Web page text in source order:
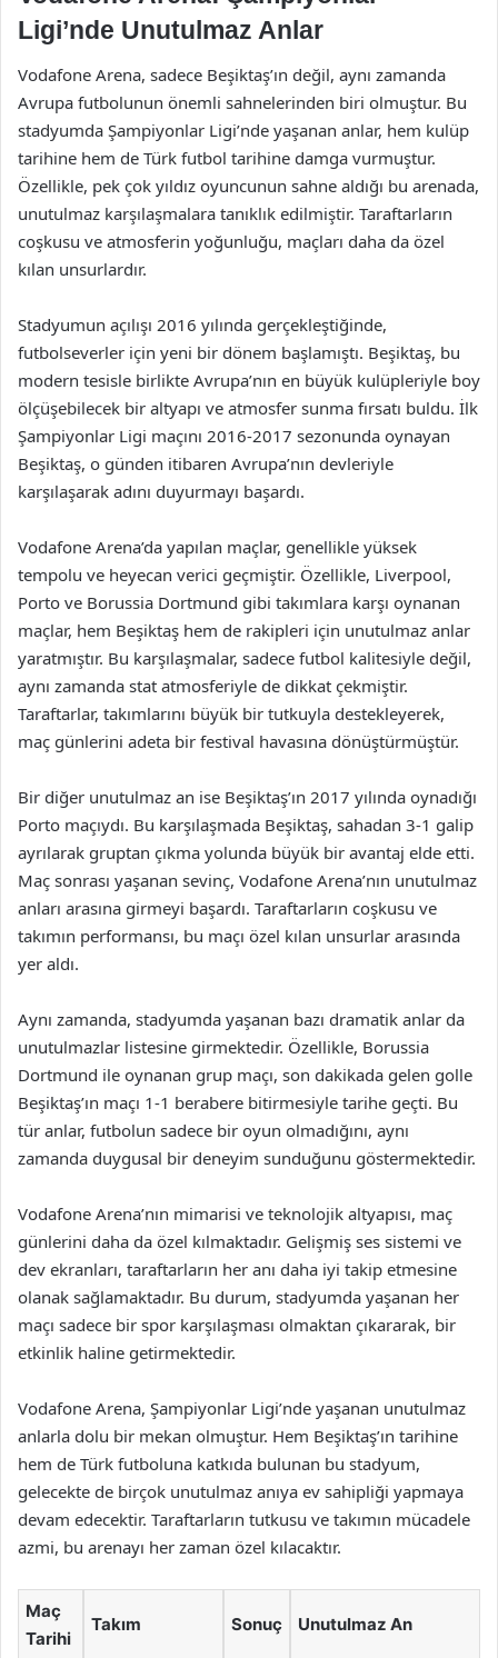
Ligi’nde Unutulmaz Anlar
Vodafone Arena, sadece Beşiktaş’ın değil, aynı zamanda
Avrupa futbolunun önemli sahnelerinden biri olmuştur. Bu
stadyumda Şampiyonlar Ligi’nde yaşanan anlar, hem kulüp
tarihine hem de Türk futbol tarihine damga vurmuştur.
Özellikle, pek çok yıldız oyuncunun sahne aldığı bu arenada,
unutulmaz karşılaşmalara tanıklık edilmiştir. Taraftarların
coşkusu ve atmosferin yoğunluğu, maçları daha da özel
kılan unsurlardır.
Stadyumun açılışı 2016 yılında gerçekleştiğinde,
futbolseverler için yeni bir dönem başlamıştı. Beşiktaş, bu
modern tesisle birlikte Avrupa’nın en büyük kulüpleriyle boy
ölçüşebilecek bir altyapı ve atmosfer sunma fırsatı buldu. İlk
Şampiyonlar Ligi maçını 2016-2017 sezonunda oynayan
Beşiktaş, o günden itibaren Avrupa’nın devleriyle
karşılaşarak adını duyurmayı başardı.
Vodafone Arena’da yapılan maçlar, genellikle yüksek
tempolu ve heyecan verici geçmiştir. Özellikle, Liverpool,
Porto ve Borussia Dortmund gibi takımlara karşı oynanan
maçlar, hem Beşiktaş hem de rakipleri için unutulmaz anlar
yaratmıştır. Bu karşılaşmalar, sadece futbol kalitesiyle değil,
aynı zamanda stat atmosferiyle de dikkat çekmiştir.
Taraftarlar, takımlarını büyük bir tutkuyla destekleyerek,
maç günlerini adeta bir festival havasına dönüştürmüştür.
Bir diğer unutulmaz an ise Beşiktaş’ın 2017 yılında oynadığı
Porto maçıydı. Bu karşılaşmada Beşiktaş, sahadan 3-1 galip
ayrılarak gruptan çıkma yolunda büyük bir avantaj elde etti.
Maç sonrası yaşanan sevinç, Vodafone Arena’nın unutulmaz
anları arasına girmeyi başardı. Taraftarların coşkusu ve
takımın performansı, bu maçı özel kılan unsurlar arasında
yer aldı.
Aynı zamanda, stadyumda yaşanan bazı dramatik anlar da
unutulmazlar listesine girmektedir. Özellikle, Borussia
Dortmund ile oynanan grup maçı, son dakikada gelen golle
Beşiktaş’ın maçı 1-1 berabere bitirmesiyle tarihe geçti. Bu
tür anlar, futbolun sadece bir oyun olmadığını, aynı
zamanda duygusal bir deneyim sunduğunu göstermektedir.
Vodafone Arena’nın mimarisi ve teknolojik altyapısı, maç
günlerini daha da özel kılmaktadır. Gelişmiş ses sistemi ve
dev ekranları, taraftarların her anı daha iyi takip etmesine
olanak sağlamaktadır. Bu durum, stadyumda yaşanan her
maçı sadece bir spor karşılaşması olmaktan çıkararak, bir
etkinlik haline getirmektedir.
Vodafone Arena, Şampiyonlar Ligi’nde yaşanan unutulmaz
anlarla dolu bir mekan olmuştur. Hem Beşiktaş’ın tarihine
hem de Türk futboluna katkıda bulunan bu stadyum,
gelecekte de birçok unutulmaz anıya ev sahipliği yapmaya
devam edecektir. Taraftarların tutkusu ve takımın mücadele
azmi, bu arenayı her zaman özel kılacaktır.
Maç
Tarihi
Takım Sonuç Unutulmaz An